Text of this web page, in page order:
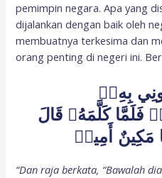
pemimpin negara. Apa yang
dijalankan dengan baik oleh
membuatnya terkesima dan
orang penting di negeri ini.
كَلَّمَهُۥ قَالَ
أَمِينٞ
“Dan raja berkata, “Bawalah